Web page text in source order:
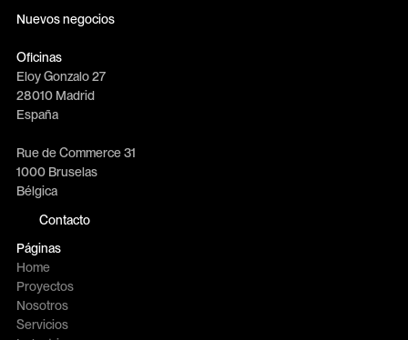
Nuevos negocios
Oficinas
Eloy Gonzalo 27
28010 Madrid
España
Rue de Commerce 31
1000 Bruselas
Bélgica
Contacto
Páginas
Home
Proyectos
Nosotros
Servicios